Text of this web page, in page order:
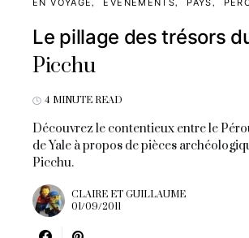
EN VOYAGE EVENEMENTS PAYS
Le pillage des trésors
Picchu
4 MINUTE READ
Découvrez le contentieux entre le
de Yale à propos de pièces
Picchu.
CLAIRE ET GUILLAUME
01/09/2011